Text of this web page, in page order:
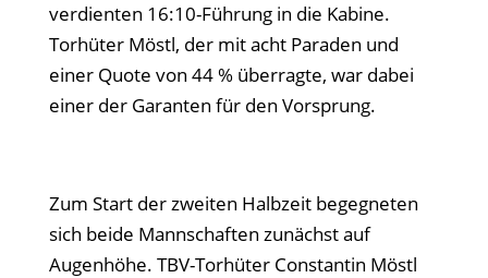
verdienten 16:10-Führung in die Kabine.
Torhüter Möstl, der mit acht Paraden und
einer Quote von 44 % überragte, war dabei
einer der Garanten für den Vorsprung.
Zum Start der zweiten Halbzeit begegneten
sich beide Mannschaften zunächst auf
Augenhöhe. TBV-Torhüter Constantin Möstl